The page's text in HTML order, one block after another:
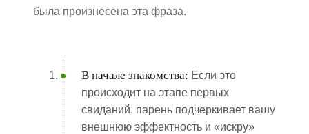
была произнесена эта фраза.
В начале знакомства: Если это
происходит на этапе первых
свиданий, парень подчеркивает вашу
внешнюю эффектность и «искру»